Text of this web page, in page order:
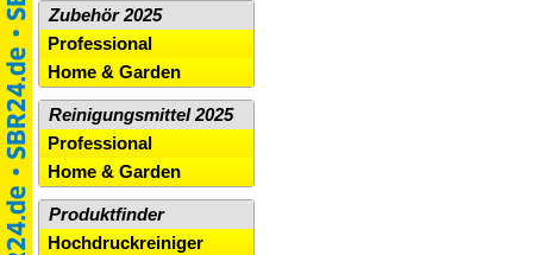
Zubehör 2025
Professional
Home & Garden
Reinigungsmittel 2025
Professional
Home & Garden
Produktfinder
Hochdruckreiniger